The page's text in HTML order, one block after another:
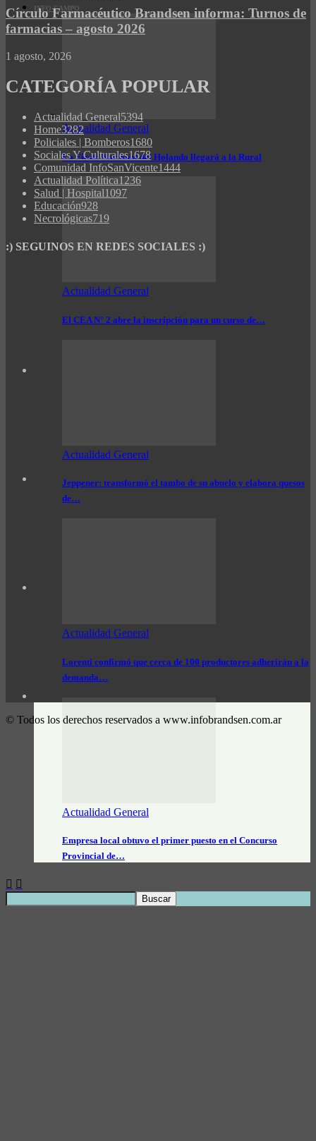
INFO CAMPO
Actualidad General
La Fiesta Nacional del Holando llegará a la Rural
Actualidad General
El CEA N° 2 abre la inscripción para un curso de…
Actualidad General
Jeppener: transformó el tambo de su abuelo y elabora quesos
de…
Actualidad General
Lorenti confirmó que cerca de 100 productores adherirán a la
demanda…
Actualidad General
Empresa local obtuvo el primer puesto en el Concurso
Provincial de…
Círculo Farmacéutico Brandsen informa: Turnos de
farmacias – agosto 2026
1 agosto, 2026
CATEGORÍA POPULAR
Actualidad General5394
Home3282
Policiales | Bomberos1680
Sociales Y Culturales1678
Comunidad InfoSanVicente1444
Actualidad Política1236
Salud | Hospital1097
Educación928
Necrológicas719
:) SEGUINOS EN REDES SOCIALES :)
© Todos los derechos reservados a www.infobrandsen.com.ar